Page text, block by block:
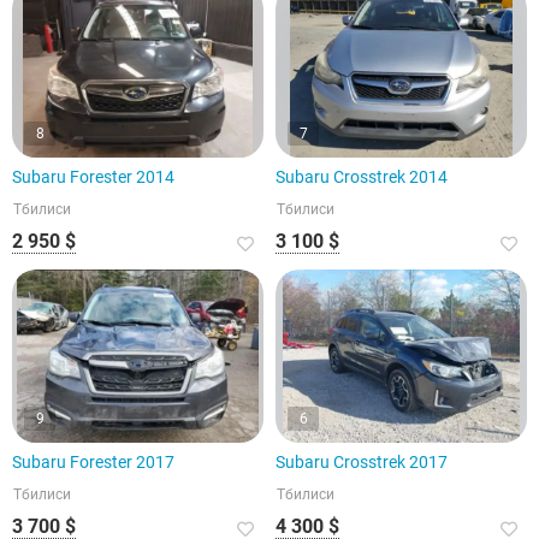
8
Subaru Forester 2014
Тбилиси
2 950 $
7
Subaru Crosstrek 2014
Тбилиси
3 100 $
9
Subaru Forester 2017
Тбилиси
3 700 $
6
Subaru Crosstrek 2017
Тбилиси
4 300 $